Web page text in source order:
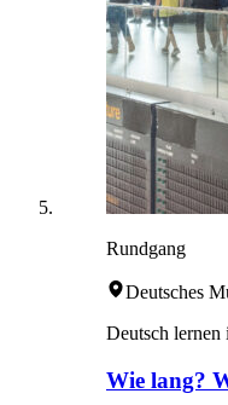
Rundgang
Deutsches
Deutsch lernen
Wie lang?